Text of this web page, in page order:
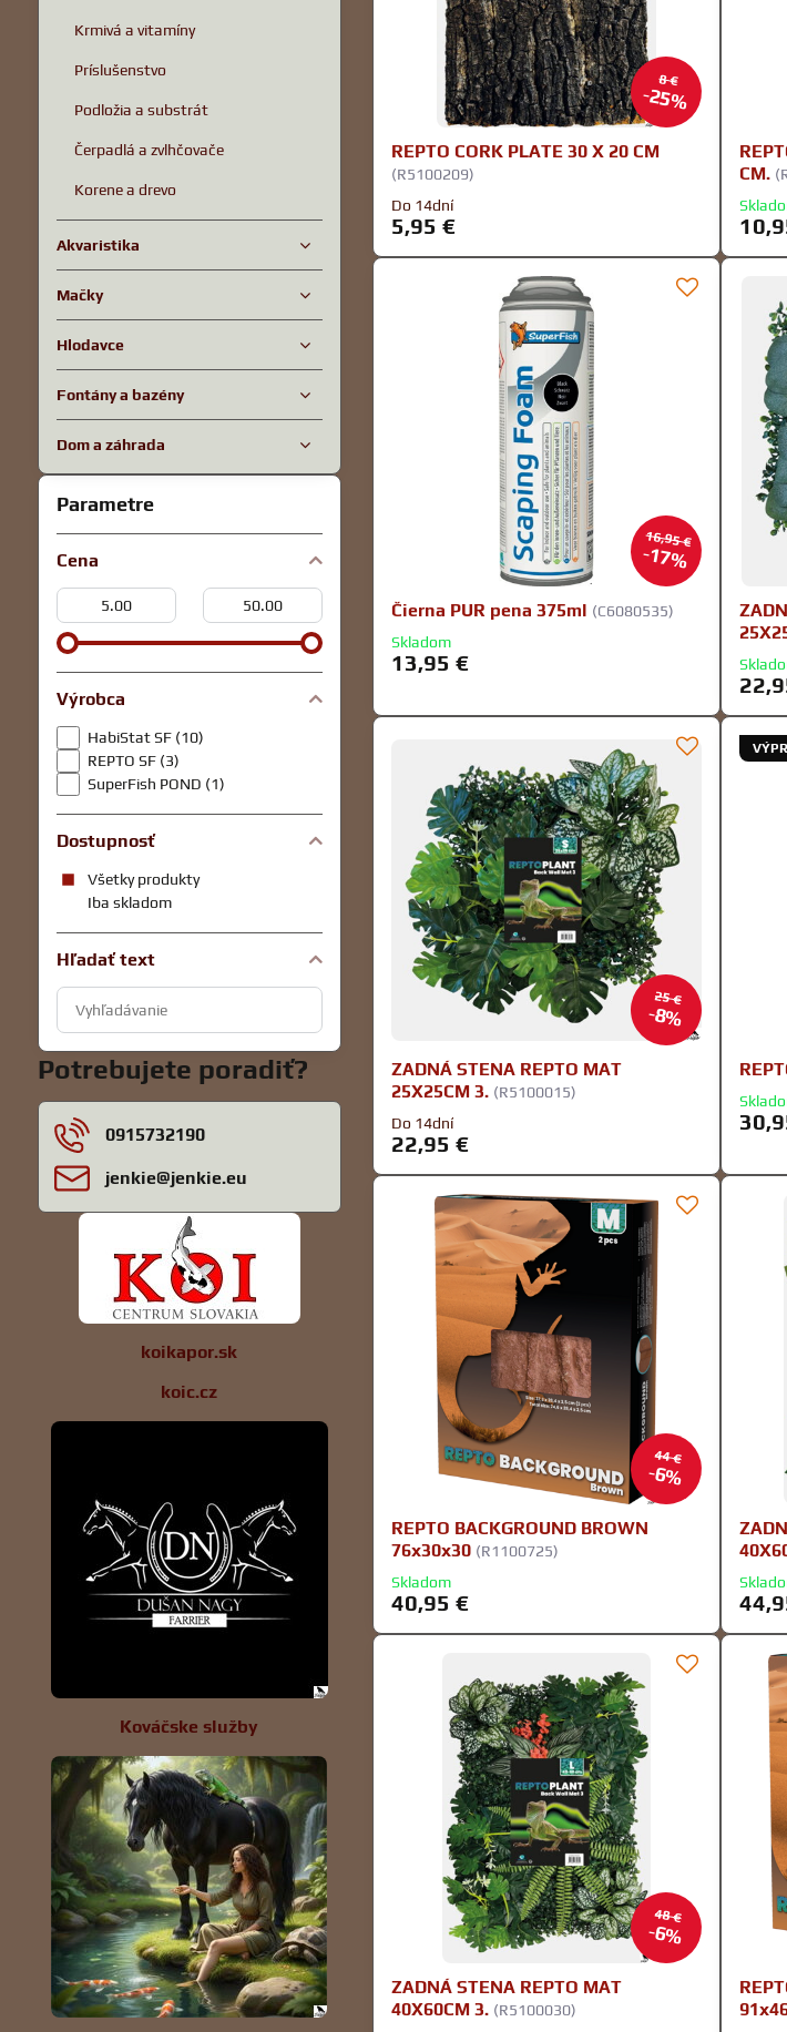
8 €
25%
REPTO CORK PLATE 30 X 20 CM
(R5100209)
Do 14dní
5,95 €
CM.
16,95 €
17%
Čierna PUR pena 375ml (C6080535)
Skladom
13,95 €
25 €
8%
ZADNÁ STENA REPTO MAT
25X25CM 3. (R5100015)
Do 14dní
22,95 €
44 €
6%
REPTO BACKGROUND BROWN
76x30x30 (R1100725)
Skladom
40,95 €
48 €
6%
ZADNÁ STENA REPTO MAT
40X60CM 3. (R5100030)
Parametre
Cena
Od:
Do:
Výrobca
HabiStat SF (10)
REPTO SF (3)
SuperFish POND (1)
Dostupnosť
Všetky produkty
Iba skladom
Hľadať text
Prehľadať
výsledky
filtra
fulltextom
Potrebujete poradiť?
0915732190
jenkie​@jenkie​.eu
Krmivá a vitamíny
Príslušenstvo
Podložia a substrát
Čerpadlá a zvlhčovače
Korene a drevo
Akvaristika
Mačky
Hlodavce
Fontány a bazény
Dom a záhrada
koikapor.sk
koic.cz
Kováčske služby